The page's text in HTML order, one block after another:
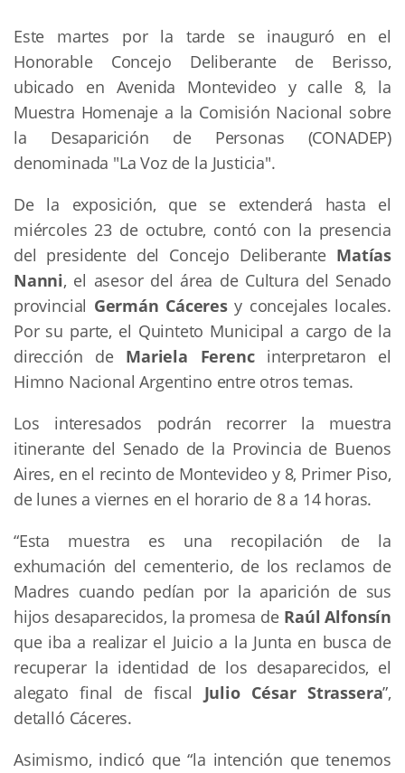
Este martes por la tarde se inauguró en el
Honorable Concejo Deliberante de Berisso,
ubicado en Avenida Montevideo y calle 8, la
Muestra Homenaje a la Comisión Nacional sobre
la Desaparición de Personas (CONADEP)
denominada "La Voz de la Justicia".
De la exposición, que se extenderá hasta el
miércoles 23 de octubre, contó con la presencia
del presidente del Concejo Deliberante Matías
Nanni, el asesor del área de Cultura del Senado
provincial Germán Cáceresy concejales locales.
Por su parte, el Quinteto Municipal a cargo de la
dirección de Mariela Ferencinterpretaron el
Himno Nacional Argentino entre otros temas.
Los interesados podrán recorrer la muestra
itinerante del Senado de la Provincia de Buenos
Aires, en el recinto de Montevideo y 8, Primer Piso,
de lunes a viernes en el horario de 8 a 14 horas.
“Esta muestra es una recopilación de la
exhumación del cementerio, de los reclamos de
Madres cuando pedían por la aparición de sus
hijos desaparecidos, la promesa de Raúl Alfonsín
que iba a realizar el Juicio a la Junta en busca de
recuperar la identidad de los desaparecidos, el
alegato final de fiscal Julio César Strassera”,
detalló Cáceres.
Asimismo, indicó que “la intención que tenemos